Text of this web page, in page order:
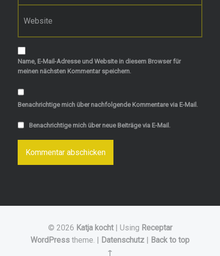
Website
Name, E-Mail-Adresse und Website in diesem Browser für
meinen nächsten Kommentar speichern.
Benachrichtige mich über nachfolgende Kommentare via E-Mail.
Benachrichtige mich über neue Beiträge via E-Mail.
© 2026 Katja kocht Using Receptar
WordPress theme. Datenschutz
Back to top
↑